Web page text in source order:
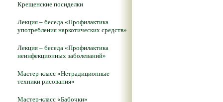
Крещенские посиделки
Лекция – беседа «Профилактика
употребления наркотических средств»
Лекция – беседа «Профилактика
неинфекционных заболеваний»
Мастер-класс «Нетрадиционные
техники рисования»
Мастер-класс «Бабочки»